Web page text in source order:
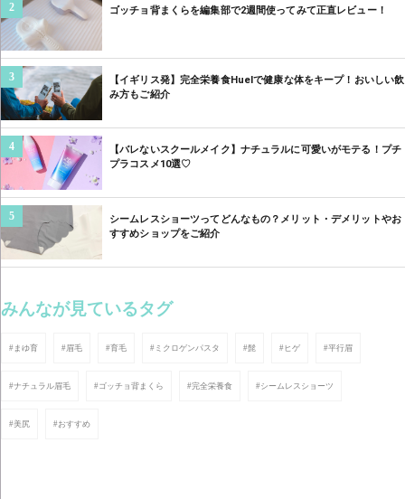
2 ゴッチョ背まくらを編集部で2週間使ってみて正直レビュー！
3
【イギリス発】完全栄養食Huelで健康な体をキープ！おいしい飲
み方もご紹介
4
【バレないスクールメイク】ナチュラルに可愛いがモテる！プチ
プラコスメ10選♡
5
シームレスショーツってどんなもの？メリット・デメリットやお
すすめショップをご紹介
みんなが見ているタグ
#まゆ育 #眉毛 #育毛 #ミクロゲンパスタ #髭 #ヒゲ #平行眉
#ナチュラル眉毛 #ゴッチョ背まくら #完全栄養食 #シームレスショーツ
#美尻 #おすすめ